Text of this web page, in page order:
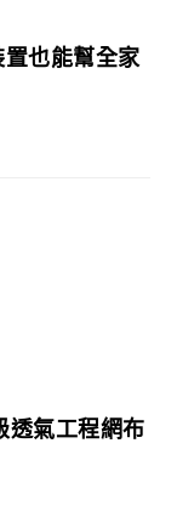
也能幫全家
氣工程網布